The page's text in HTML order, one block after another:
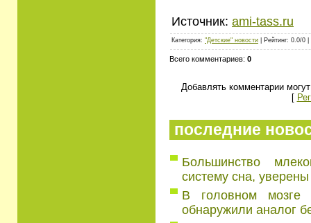
Источник: ami-tass.ru
Категория: "Детские" новости | Рейтинг: 0.0/0 |
Всего комментариев: 0
Добавлять комментарии
[
последние
Большинство
систему сна,
В головном мозге
обнаружили аналог